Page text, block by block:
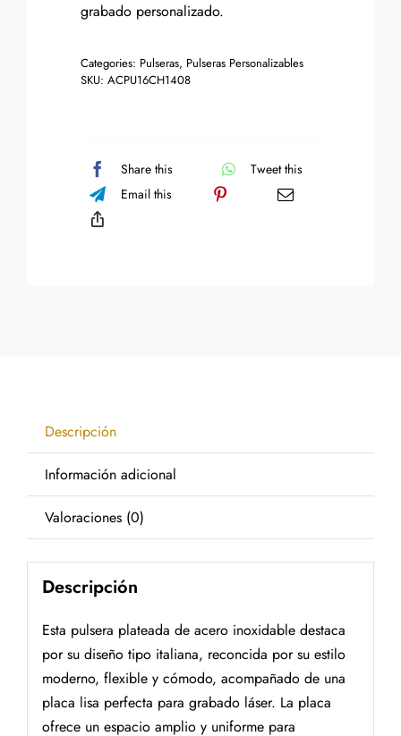
grabado personalizado.
Categories: Pulseras, Pulseras Personalizables
SKU: ACPU16CH1408
Share this
Tweet this
Email this
Descripción
Información adicional
Valoraciones (0)
Descripción
Esta pulsera plateada de acero inoxidable destaca
por su diseño tipo italiana, reconcida por su estilo
moderno, flexible y cómodo, acompañado de una
placa lisa perfecta para grabado láser. La placa
ofrece un espacio amplio y uniforme para